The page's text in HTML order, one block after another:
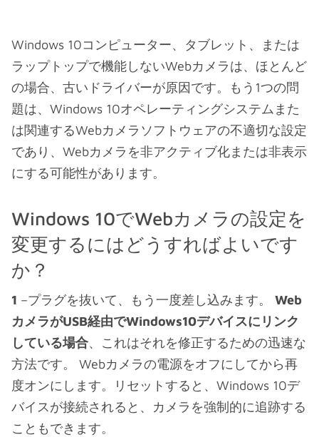
Windows 10コンピューター、タブレット、または
ラップトップで機能しないWebカメラは、ほとんど
の場合、古いドライバーが原因です。もう1つの問
題は、Windows 10オペレーティングシステムまた
は関連するWebカメラソフトウェアの不適切な設定
であり、Webカメラを非アクティブ化または非表示
にする可能性があります。
Windows 10でWebカメラの設定を
変更するにはどうすればよいです
か？
1 –プラグを抜いて、もう一度差し込みます。 Web
カメラがUSB経由でWindows10デバイスにリンク
している場合、これはそれを修正するための迅速な
方法です。 Webカメラの電源をオフにしてから再
度オンにします。リセットすると、Windows 10デ
バイスが接続されると、カメラを強制的に追跡する
こともできます。